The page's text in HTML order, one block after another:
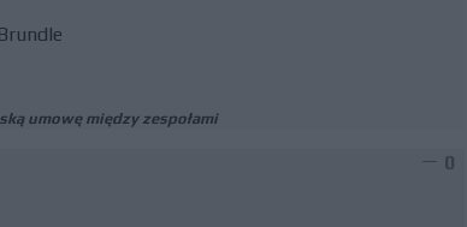
umowę między zespołami
0